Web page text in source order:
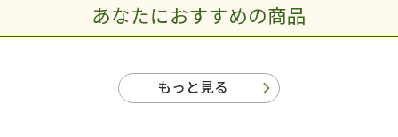
あなたにおすすめの商品
もっと見る